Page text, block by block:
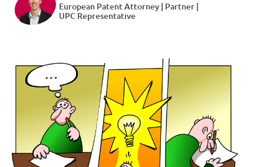
European Patent Attorney | Partner |
UPC Representative